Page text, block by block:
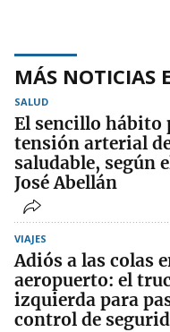
MÁS NOTICIAS
SALUD
El sencillo hábito
tensión arterial
saludable, según
José Abellán
VIAJES
Adiós a las colas
aeropuerto: el
izquierda para
control de